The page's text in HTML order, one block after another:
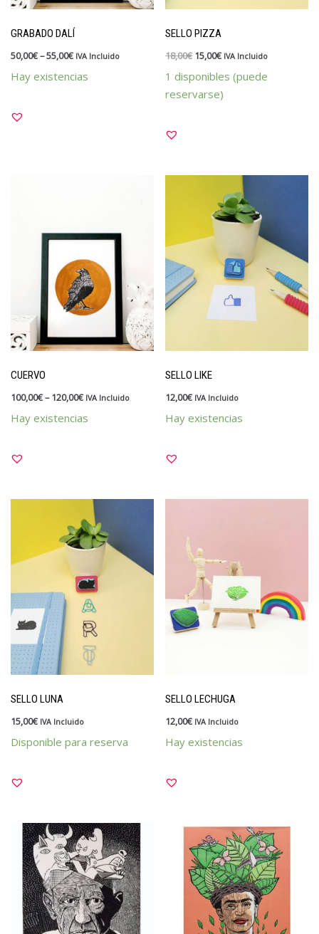
OUTLET
Papelería
Vales y tarjetas
GRABADO DALÍ
50,00€–55,00€ IVA Incluido
Hay existencias
SELLO PIZZA
18,00€ 15,00€ IVA Incluido
1 disponibles (puede
reservarse)
CUERVO
100,00€–120,00€ IVA Incluido
Hay existencias
SELLO LIKE
12,00€ IVA Incluido
Hay existencias
SELLO LUNA
15,00€ IVA Incluido
Disponible para reserva
SELLO LECHUGA
12,00€ IVA Incluido
Hay existencias